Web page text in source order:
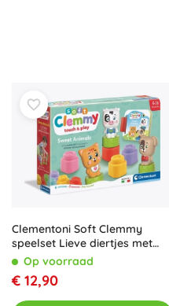
Clementoni Soft Clemmy
speelset Lieve diertjes met
boekje
Op voorraad
€ 12,90